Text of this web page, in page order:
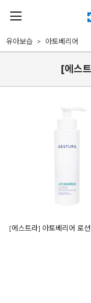
유아보습 아토베리어
[에스
[에스트라] 아토베리어 로